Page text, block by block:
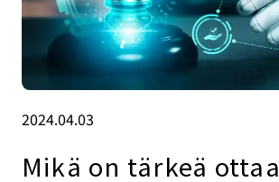
2024.04.03
Mikä on tärkeä ottaa